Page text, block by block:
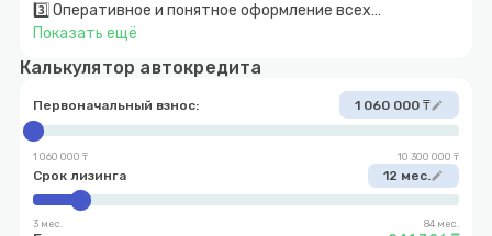
3️⃣ Оперативное и понятное оформление всех
документов
оплаты
5️⃣ Автокредитование с минимальным первоначальным
взносом от 10%
6️⃣ Trade-in — обмен автомобиля с возможностью
доплаты с любой стороны
7️⃣ Срочный выкуп автомобилей по рыночной цене
Показать ещё
Калькулятор автокредита
Первоначальный взнос: 1 060 000 ₸edit
1 060 000 ₸ 10 300 000 ₸
Срок лизинга 12 мес.edit
3 мес. 84 мес.